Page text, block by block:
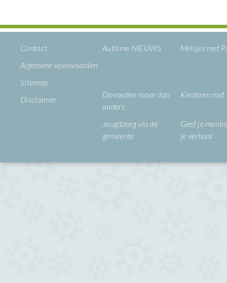
Contact
Algemene voorwaarden
Sitemap
Disclaimer
Autisme NIEUWS Meisjes met
Opvoeden maar dan
anders
Kinderen
Jeugdzorg via de
gemeente
Geef je
je verhaal